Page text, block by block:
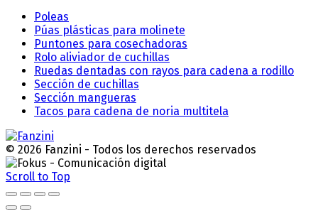
Poleas
Púas plásticas para molinete
Puntones para cosechadoras
Rolo aliviador de cuchillas
Ruedas dentadas con rayos para cadena a rodillo
Sección de cuchillas
Sección mangueras
Tacos para cadena de noria multitela
© 2026 Fanzini - Todos los derechos reservados
Scroll to Top